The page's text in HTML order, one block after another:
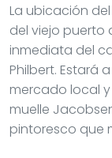
La ubicación
del viejo puerto
inmediata del
Philbert. Estará
mercado local
muelle
pintoresco que